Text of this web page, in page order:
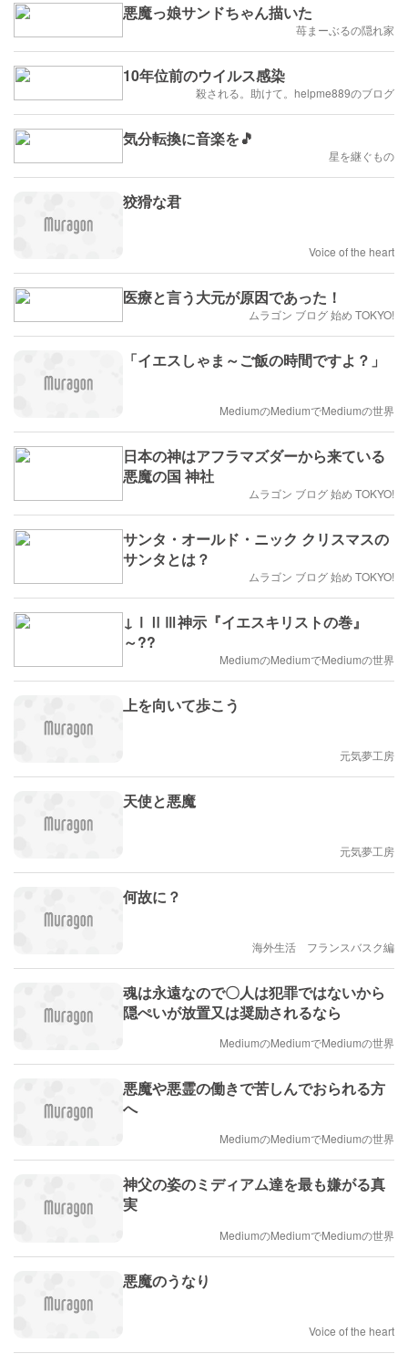
悪魔っ娘サンドちゃん描いた
苺まーぶるの隠れ家
10年位前のウイルス感染
殺される。助けて。helpme889のブログ
気分転換に音楽を🎵
星を継ぐもの
狡猾な君
Voice of the heart
医療と言う大元が原因であった！
ムラゴン ブログ 始め TOKYO!
「イエスしゃま～ご飯の時間ですよ？」
MediumのMediumでMediumの世界
日本の神はアフラマズダーから来ている
悪魔の国 神社
ムラゴン ブログ 始め TOKYO!
サンタ・オールド・ニック クリスマスの
サンタとは？
ムラゴン ブログ 始め TOKYO!
↓ⅠⅡⅢ神示『イエスキリストの巻』
～??
MediumのMediumでMediumの世界
上を向いて歩こう
元気夢工房
天使と悪魔
元気夢工房
何故に？
海外生活 フランスバスク編
魂は永遠なので〇人は犯罪ではないから
隠ぺいが放置又は奨励されるなら
MediumのMediumでMediumの世界
悪魔や悪霊の働きで苦しんでおられる方
へ
MediumのMediumでMediumの世界
神父の姿のミディアム達を最も嫌がる真
実
MediumのMediumでMediumの世界
悪魔のうなり
Voice of the heart